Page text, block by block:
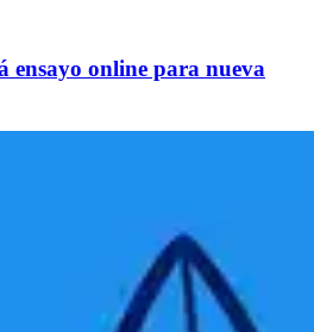
ensayo online para nueva